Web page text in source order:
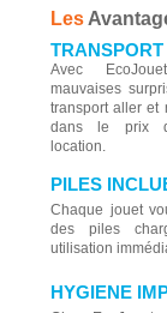
Les
Avec
mauvaises
transport aller et
dans le prix
location.
PILES
Chaque jouet
des piles
utilisation
HYGIENE